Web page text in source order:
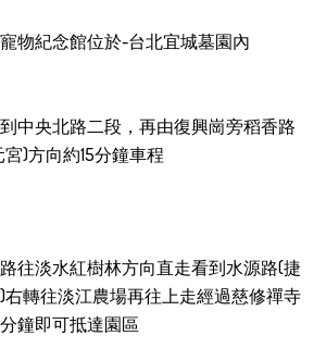
物紀念館位於-台北宜城墓園內
中央北路二段，再由復興崗旁稻香路
)方向約15分鐘車程
往淡水紅樹林方向直走看到水源路(捷
轉往淡江農場再往上走經過慈修禪寺
鐘即可抵達園區